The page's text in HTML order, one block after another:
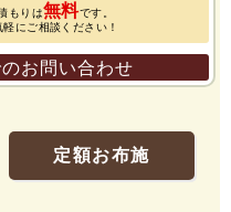
もりは無料です。
軽にご相談ください！
お問い合わせ
定額お布施